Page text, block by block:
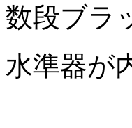
数段ブラ
水準器が